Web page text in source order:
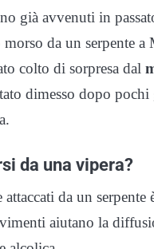
già avvenuti in
morso da un serpente
colto di sorpresa dal
dimesso dopo
da una vipera?
da un serpente
aiutano la